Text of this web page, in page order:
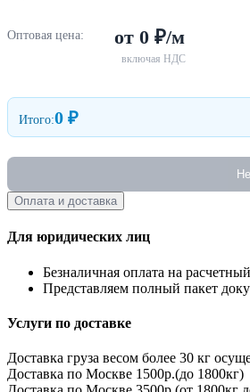
Оптовая цена: от 0 ₽/м
включая НДС
Итого:0 ₽
Оплата и доставка
Для юридических лиц
Безналичная оплата на
Представляем полный пакет
Услуги по доставке
Доставка груза весом более 30 кг
Доставка по Москве 1500р.(до 1800кг)